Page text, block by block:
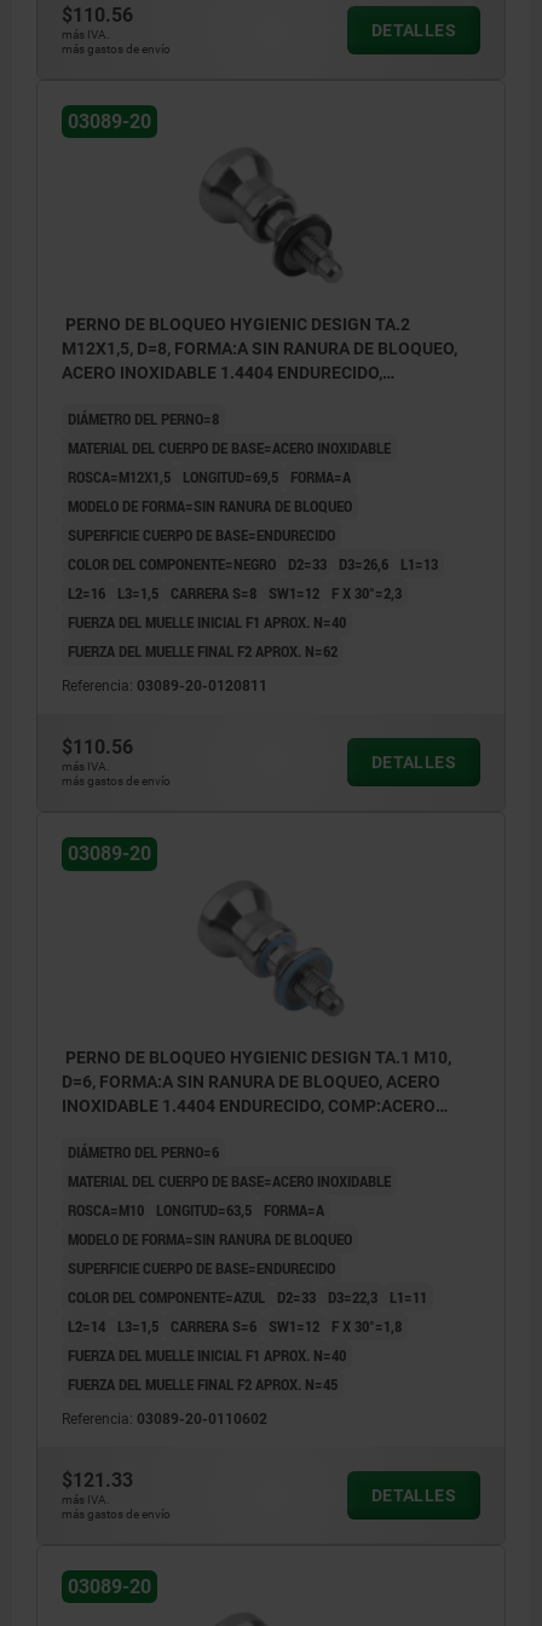
$110.56
más IVA.
más gastos de envío
DETALLES
03089-20
PERNO DE BLOQUEO HYGIENIC DESIGN TA.2
M12X1,5, D=8, FORMA:A SIN RANURA DE BLOQUEO,
ACERO INOXIDABLE 1.4404 ENDURECIDO,
DIÁMETRO DEL PERNO=8
MATERIAL DEL CUERPO DE BASE=ACERO INOXIDABLE
ROSCA=M12X1,5
LONGITUD=69,5
FORMA=A
MODELO DE FORMA=SIN RANURA DE BLOQUEO
SUPERFICIE CUERPO DE BASE=ENDURECIDO
COLOR DEL COMPONENTE=NEGRO
D2=33 D3=26,6
L1=13
L2=16
L3=1,5 CARRERA S=8 SW1=12
F X 30°=2,3
FUERZA DEL MUELLE INICIAL F1 APROX. N=40
FUERZA DEL MUELLE FINAL F2 APROX. N=62
Referencia: 03089-20-0120811
$110.56
más IVA.
más gastos de envío
DETALLES
03089-20
PERNO DE BLOQUEO HYGIENIC DESIGN TA.1 M10,
D=6, FORMA:A SIN RANURA DE BLOQUEO, ACERO
INOXIDABLE 1.4404 ENDURECIDO, COMP:ACERO
DIÁMETRO DEL PERNO=6
MATERIAL DEL CUERPO DE BASE=ACERO INOXIDABLE
ROSCA=M10
LONGITUD=63,5
FORMA=A
MODELO DE FORMA=SIN RANURA DE BLOQUEO
SUPERFICIE CUERPO DE BASE=ENDURECIDO
COLOR DEL COMPONENTE=AZUL
D2=33 D3=22,3
L1=11
L2=14
L3=1,5 CARRERA S=6 SW1=12
F X 30°=1,8
FUERZA DEL MUELLE INICIAL F1 APROX. N=40
FUERZA DEL MUELLE FINAL F2 APROX. N=45
Referencia: 03089-20-0110602
$121.33
más IVA.
más gastos de envío
DETALLES
03089-20